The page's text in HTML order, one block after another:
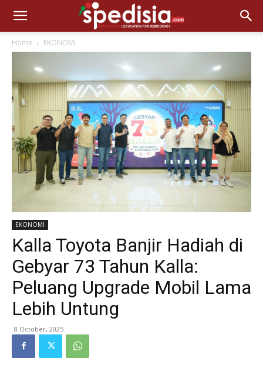
Home EKONOMI
EKONOMI
Kalla Toyota Banjir Hadiah di
Gebyar 73 Tahun Kalla:
Peluang Upgrade Mobil Lama
Lebih Untung
8 October, 2025